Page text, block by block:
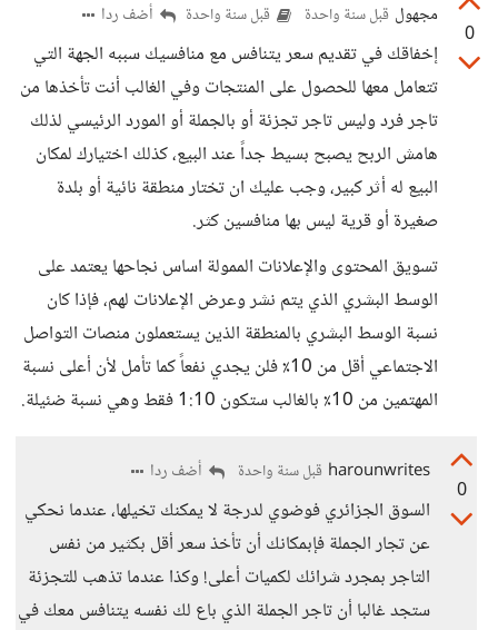
0
مجهول قبل سنة واحدة قبل سنة واحدة أضف ردا
إخفاقك في تقديم سعر يتنافس مع منافسيك سببه الجهة التي
تتعامل معها للحصول على المنتجات وفي الغالب أنت تأخذها من
تاجر فرد وليس تاجر تجزئة أو بالجملة أو المورد الرئيسي لذلك
هامش الربح يصبح بسيط جداً عند البيع، كذلك اختيارك لمكان
البيع له أثر كبير، وجب عليك ان تختار منطقة نائية أو بلدة
صغيرة أو قرية ليس بها منافسين كثر.
تسويق المحتوى والإعلانات الممولة اساس نجاحها يعتمد على
الوسط البشري الذي يتم نشر وعرض الإعلانات لهم، فإذا كان
نسبة الوسط البشري بالمنطقة الذين يستعملون منصات التواصل
الاجتماعي أقل من 10٪ فلن يجدي نفعاً كما تأمل لأن أعلى نسبة
المهتمين من 10٪ بالغالب ستكون 1:10 فقط وهي نسبة ضئيلة.
0
harounwrites قبل سنة واحدة أضف ردا
السوق الجزائري فوضوي لدرجة لا يمكنك تخيلها، عندما نحكي
عن تجار الجملة فإبمكانك أن تأخذ سعر أقل بكثير من نفس
التاجر بمجرد شرائك لكميات أعلى! وكذا عندما تذهب للتجزئة
ستجد غالبا أن تاجر الجملة الذي باع لك نفسه يتنافس معك في